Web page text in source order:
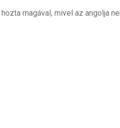
magával, mivel az angolja